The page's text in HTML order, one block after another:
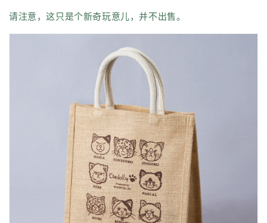
请注意，这只是个新奇玩意儿，并不出售。